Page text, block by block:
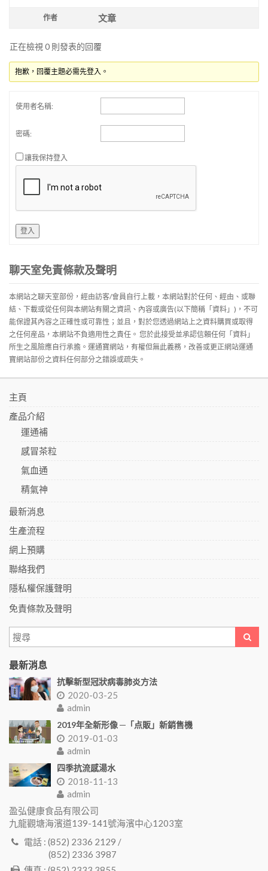
作者 文章
正在檢視 0 則發表的回覆
抱歉，回覆主題必需先登入。
使用者名稱:
密碼:
讓我保持登入
登入
聊天室免責條款及聲明
本網站之聊天室部份，經由訪客/會員自行上載，本網站對於任何、經由、或聯
結、下載或從任何與本網站有關之資訊、內容或廣告(以下簡稱「資料」)，不可
能保證其內容之正確性或可靠性；並且，對於您透過網站上之資料購買或取得
之任何産品，本網站不負適用性之責任。 您於此接受並承認信賴任何「資料」
所生之風險應自行承擔。運通寶網站，有權但無此義務，改善或更正網站運通
寶網站部份之資料任何部分之錯誤或疏失。
主頁
產品介紹
運通補
感冒茶粒
氣血通
精氣神
最新消息
生產流程
網上預購
聯絡我們
隱私權保護聲明
免責條款及聲明
最新消息
抗擊新型冠狀病毒肺炎方法
2020-03-25
admin
2019年全新形像 ─「点販」新銷售機
2019-01-03
admin
四季抗流感湯水
2018-11-13
admin
盈弘健康食品有限公司
九龍觀塘海濱道139-141號海濱中心1203室
電話 : (852) 2336 2129 /
(852) 2336 3987